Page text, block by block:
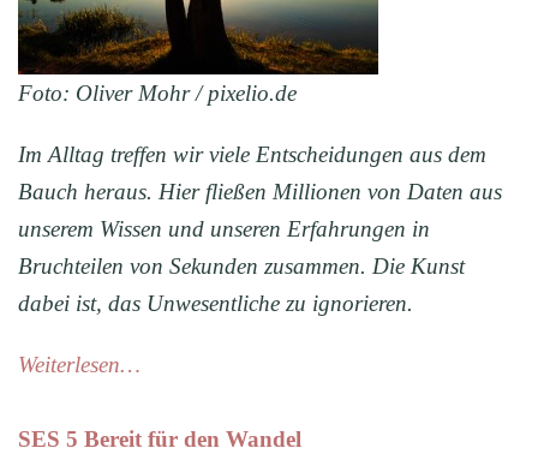
Foto: Oliver Mohr / pixelio.de
Im Alltag treffen wir viele Entscheidungen aus dem
Bauch heraus. Hier fließen Millionen von Daten aus
unserem Wissen und unseren Erfahrungen in
Bruchteilen von Sekunden zusammen. Die Kunst
dabei ist, das Unwesentliche zu ignorieren.
Weiterlesen…
SES 5 Bereit für den Wandel